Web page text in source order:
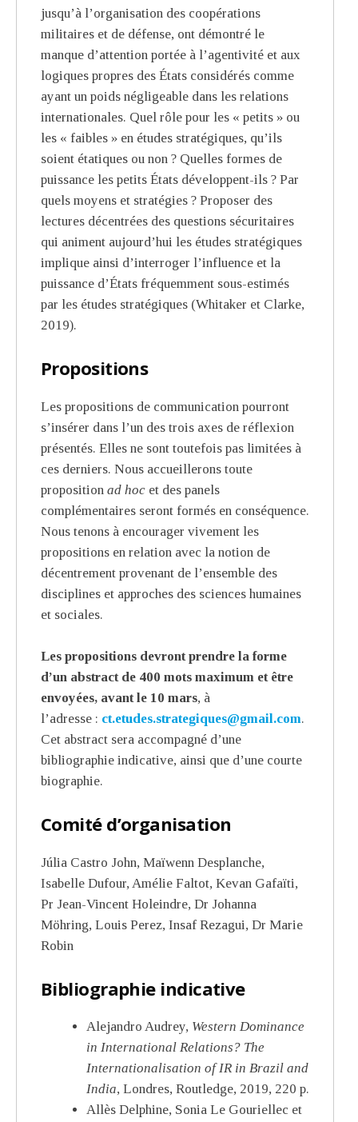
jusqu’à l’organisation des coopérations
militaires et de défense, ont démontré le
manque d’attention portée à l’agentivité et aux
logiques propres des États considérés comme
ayant un poids négligeable dans les relations
internationales. Quel rôle pour les « petits » ou
les « faibles » en études stratégiques, qu’ils
soient étatiques ou non ? Quelles formes de
puissance les petits États développent-ils ? Par
quels moyens et stratégies ? Proposer des
lectures décentrées des questions sécuritaires
qui animent aujourd’hui les études stratégiques
implique ainsi d’interroger l’influence et la
puissance d’États fréquemment sous-estimés
par les études stratégiques (Whitaker et Clarke,
2019).
Propositions
Les propositions de communication pourront
s’insérer dans l’un des trois axes de réflexion
présentés. Elles ne sont toutefois pas limitées à
ces derniers. Nous accueillerons toute
proposition ad hoc et des panels
complémentaires seront formés en conséquence.
Nous tenons à encourager vivement les
propositions en relation avec la notion de
décentrement provenant de l’ensemble des
disciplines et approches des sciences humaines
et sociales.
Les propositions devront prendre la forme
d’un abstract de 400 mots maximum et être
envoyées, avant le 10 mars, à
l’adresse : ct.etudes.strategiques@gmail.com.
Cet abstract sera accompagné d’une
bibliographie indicative, ainsi que d’une courte
biographie.
Comité d’organisation
Júlia Castro John, Maïwenn Desplanche,
Isabelle Dufour, Amélie Faltot, Kevan Gafaïti,
Pr Jean-Vincent Holeindre, Dr Johanna
Möhring, Louis Perez, Insaf Rezagui, Dr Marie
Robin
Bibliographie indicative
Alejandro Audrey, Western Dominance
in International Relations? The
Internationalisation of IR in Brazil and
India, Londres, Routledge, 2019, 220 p.
Allès Delphine, Sonia Le Gouriellec et